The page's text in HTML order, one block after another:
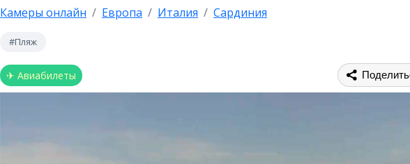
Камеры онлайн Европа Италия Сардиния
#Пляж
✈ Авиабилеты